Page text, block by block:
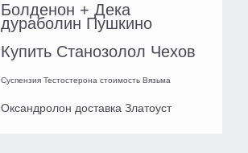
Болденон + Дека
дураболин Пушкино
Купить Станозолол Чехов
Суспензия Тестостерона стоимость Вязьма
Оксандролон доставка Златоуст